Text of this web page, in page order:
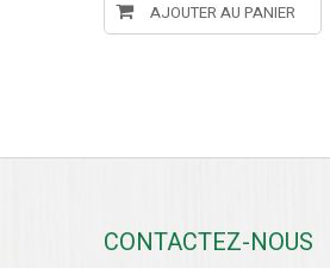
AJOUTER AU PANIER
CONTACTEZ-NOUS